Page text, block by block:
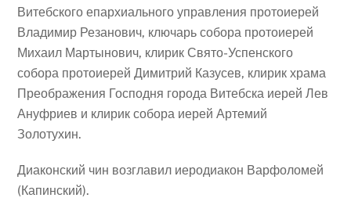
Витебского епархиального управления протоиерей
Владимир Резанович, ключарь собора протоиерей
Михаил Мартынович, клирик Свято-Успенского
собора протоиерей Димитрий Казусев, клирик храма
Преображения Господня города Витебска иерей Лев
Ануфриев и клирик собора иерей Артемий
Золотухин.
Диаконский чин возглавил иеродиакон Варфоломей
(Капинский).